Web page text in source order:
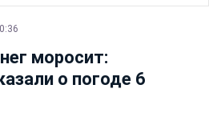
моросит:
о погоде 6